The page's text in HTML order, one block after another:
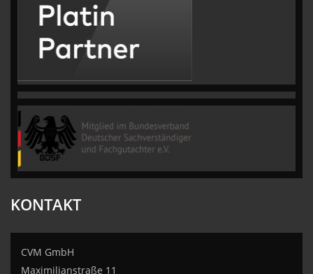
KONTAKT
CVM GmbH
Maximilianstraße 11